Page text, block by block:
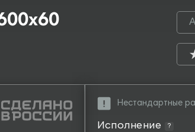
Нестандартные
Исполнение ?